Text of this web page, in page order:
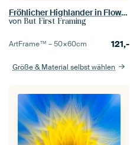
Fröhlicher Highlander in Flower Meadow
von But First Framing
ArtFrame™ –50×60cm 121,-
Größe & Material selbst wählen